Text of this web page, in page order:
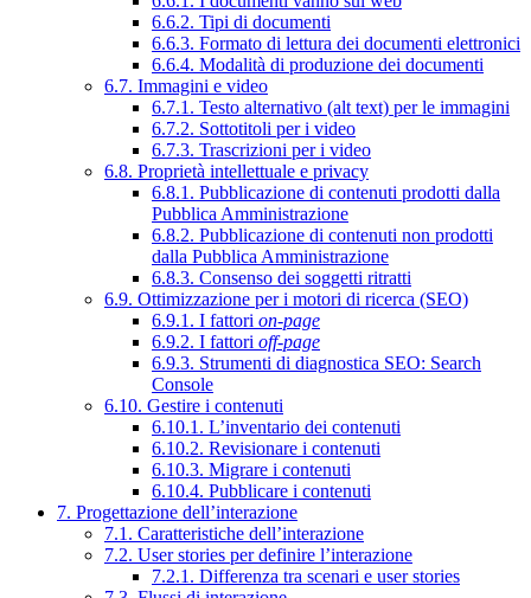
6.6.2. Tipi di documenti
6.6.3. Formato di lettura dei documenti elettronici
6.6.4. Modalità di produzione dei documenti
6.7. Immagini e video
6.7.1. Testo alternativo (alt text) per le immagini
6.7.2. Sottotitoli per i video
6.7.3. Trascrizioni per i video
6.8. Proprietà intellettuale e privacy
6.8.1. Pubblicazione di contenuti prodotti dalla
Pubblica Amministrazione
6.8.2. Pubblicazione di contenuti non prodotti
dalla Pubblica Amministrazione
6.8.3. Consenso dei soggetti ritratti
6.9. Ottimizzazione per i motori di ricerca (SEO)
6.9.1. I fattori on-page
6.9.2. I fattori off-page
6.9.3. Strumenti di diagnostica SEO: Search
Console
6.10. Gestire i contenuti
6.10.1. L’inventario dei contenuti
6.10.2. Revisionare i contenuti
6.10.3. Migrare i contenuti
6.10.4. Pubblicare i contenuti
7. Progettazione dell’interazione
7.1. Caratteristiche dell’interazione
7.2. User stories per definire l’interazione
7.2.1. Differenza tra scenari e user stories